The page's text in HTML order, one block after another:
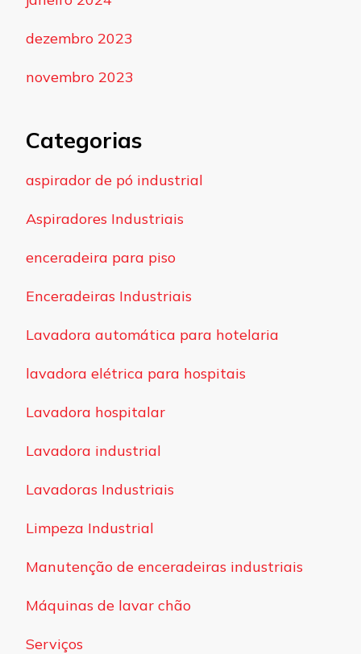
dezembro 2023
novembro 2023
Categorias
aspirador de pó industrial
Aspiradores Industriais
enceradeira para piso
Enceradeiras Industriais
Lavadora automática para hotelaria
lavadora elétrica para hospitais
Lavadora hospitalar
Lavadora industrial
Lavadoras Industriais
Limpeza Industrial
Manutenção de enceradeiras industriais
Máquinas de lavar chão
Serviços